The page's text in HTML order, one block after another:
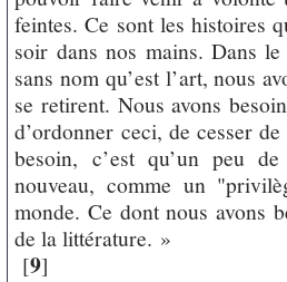
feintes. Ce sont les histoires
soir dans nos mains. Dans
sans nom qu’est l’art, nous
se retirent. Nous avons
d’ordonner ceci, de cesser
besoin, c’est qu’un peu
nouveau, comme un
monde. Ce dont nous avons
de la littérature. »
[9]